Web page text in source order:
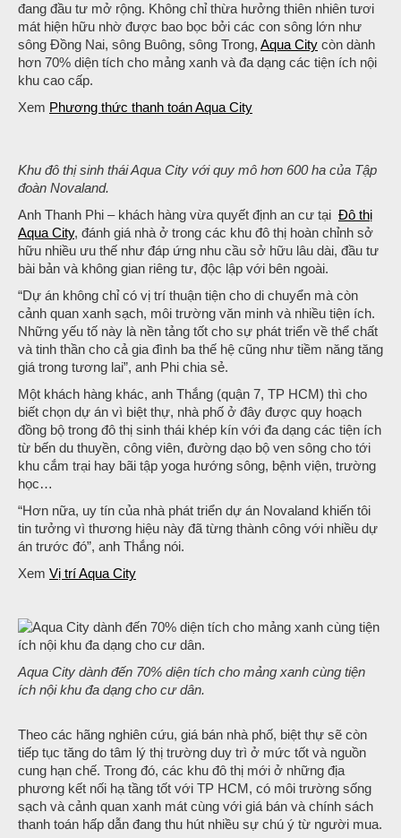
đang đầu tư mở rộng. Không chỉ thừa hưởng thiên nhiên tươi
mát hiện hữu nhờ được bao bọc bởi các con sông lớn như
sông Đồng Nai, sông Buông, sông Trong, Aqua City còn dành
hơn 70% diện tích cho mảng xanh và đa dạng các tiện ích nội
khu cao cấp.
Xem Phương thức thanh toán Aqua City
Khu đô thị sinh thái Aqua City với quy mô hơn 600 ha của Tập
đoàn Novaland.
Anh Thanh Phi – khách hàng vừa quyết định an cư tại Đô thị
Aqua City, đánh giá nhà ở trong các khu đô thị hoàn chỉnh sở
hữu nhiều ưu thế như đáp ứng nhu cầu sở hữu lâu dài, đầu tư
bài bản và không gian riêng tư, độc lập với bên ngoài.
“Dự án không chỉ có vị trí thuận tiện cho di chuyển mà còn
cảnh quan xanh sạch, môi trường văn minh và nhiều tiện ích.
Những yếu tố này là nền tảng tốt cho sự phát triển về thể chất
và tinh thần cho cả gia đình ba thế hệ cũng như tiềm năng tăng
giá trong tương lai”, anh Phi chia sẻ.
Một khách hàng khác, anh Thắng (quận 7, TP HCM) thì cho
biết chọn dự án vì biệt thự, nhà phố ở đây được quy hoạch
đồng bộ trong đô thị sinh thái khép kín với đa dạng các tiện ích
từ bến du thuyền, công viên, đường dạo bộ ven sông cho tới
khu cắm trại hay bãi tập yoga hướng sông, bệnh viện, trường
học…
“Hơn nữa, uy tín của nhà phát triển dự án Novaland khiến tôi
tin tưởng vì thương hiệu này đã từng thành công với nhiều dự
án trước đó”, anh Thắng nói.
Xem Vị trí Aqua City
Aqua City dành đến 70% diện tích cho mảng xanh cùng tiện
ích nội khu đa dạng cho cư dân.
Theo các hãng nghiên cứu, giá bán nhà phố, biệt thự sẽ còn
tiếp tục tăng do tâm lý thị trường duy trì ở mức tốt và nguồn
cung hạn chế. Trong đó, các khu đô thị mới ở những địa
phương kết nối hạ tầng tốt với TP HCM, có môi trường sống
sạch và cảnh quan xanh mát cùng với giá bán và chính sách
thanh toán hấp dẫn đang thu hút nhiều sự chú ý từ người mua.